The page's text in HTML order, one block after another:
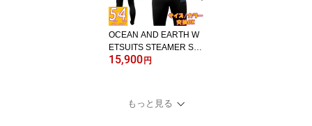
OCEAN AND EARTH W
ETSUITS STEAMER SC
HOOL 5/4/オーシャンア
プ ウェットスーツ サー
フィン
15,900円
もっと見る